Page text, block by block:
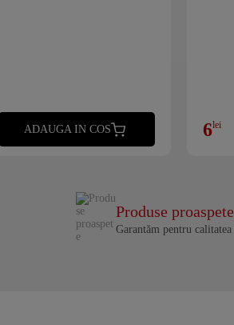
ADAUGA IN COS 6lei
Produse proaspete
Garantăm pentru